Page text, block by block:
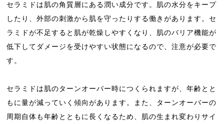
セラミドは肌の角質層にある潤い成分です。肌の水分をキープ
したり、外部の刺激から肌を守ったりする働きがあります。セ
ラミドが不足すると肌が乾燥しやすくなり、肌のバリア機能が
低下してダメージを受けやすい状態になるので、注意が必要で
す。
セラミドは肌のターンオーバー時につくられますが、年齢とと
もに量が減っていく傾向があります。また、ターンオーバーの
周期自体も年齢とともに長くなるため、肌の生まれ変わりサイ